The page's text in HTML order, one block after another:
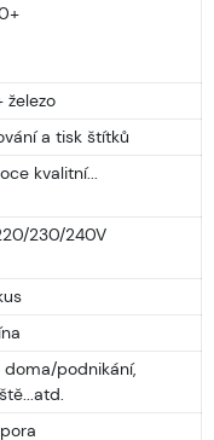
železo
a tisk štítků
kvalitní...
230/240V
doma/podnikání,